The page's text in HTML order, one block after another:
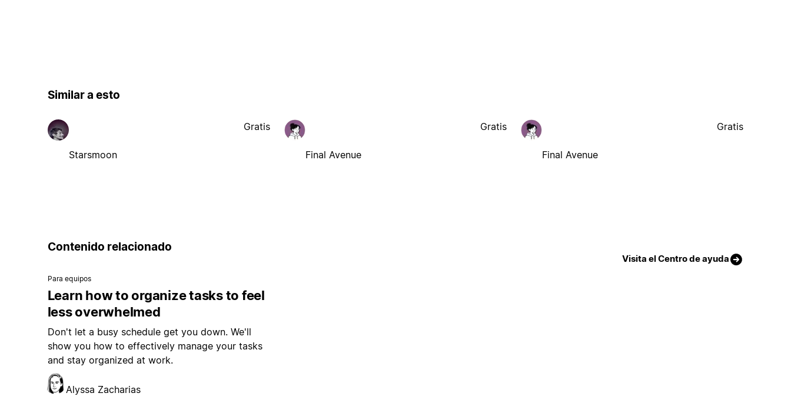
Similar a esto
Starsmoon
Gratis
Final Avenue
Gratis
Final Avenue
Gratis
Contenido relacionado
Visita el Centro de ayuda
Para equipos
Learn how to organize tasks to feel
less overwhelmed
Don't let a busy schedule get you down. We'll
show you how to effectively manage your tasks
and stay organized at work.
Alyssa Zacharias